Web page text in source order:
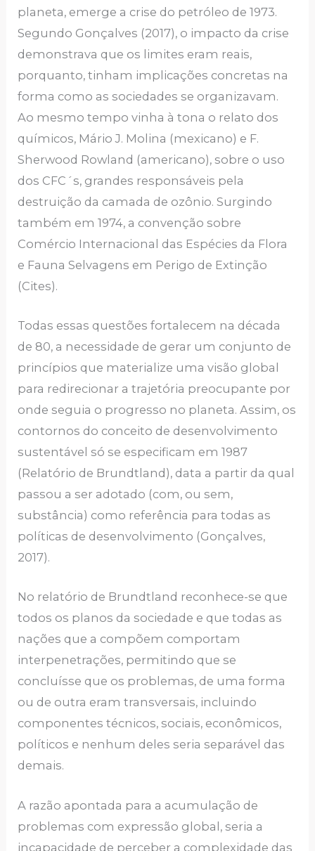
planeta, emerge a crise do petróleo de 1973.
Segundo Gonçalves (2017), o impacto da crise
demonstrava que os limites eram reais,
porquanto, tinham implicações concretas na
forma como as sociedades se organizavam.
Ao mesmo tempo vinha à tona o relato dos
químicos, Mário J. Molina (mexicano) e F.
Sherwood Rowland (americano), sobre o uso
dos CFC´s, grandes responsáveis pela
destruição da camada de ozônio. Surgindo
também em 1974, a convenção sobre
Comércio Internacional das Espécies da Flora
e Fauna Selvagens em Perigo de Extinção
(Cites).
Todas essas questões fortalecem na década
de 80, a necessidade de gerar um conjunto de
princípios que materialize uma visão global
para redirecionar a trajetória preocupante por
onde seguia o progresso no planeta. Assim, os
contornos do conceito de desenvolvimento
sustentável só se especificam em 1987
(Relatório de Brundtland), data a partir da qual
passou a ser adotado (com, ou sem,
substância) como referência para todas as
políticas de desenvolvimento (Gonçalves,
2017).
No relatório de Brundtland reconhece-se que
todos os planos da sociedade e que todas as
nações que a compõem comportam
interpenetrações, permitindo que se
concluísse que os problemas, de uma forma
ou de outra eram transversais, incluindo
componentes técnicos, sociais, econômicos,
políticos e nenhum deles seria separável das
demais.
A razão apontada para a acumulação de
problemas com expressão global, seria a
incapacidade de perceber a complexidade das